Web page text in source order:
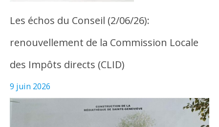
Les échos du Conseil (2/06/26):
renouvellement de la Commission Locale
des Impôts directs (CLID)
9 juin 2026